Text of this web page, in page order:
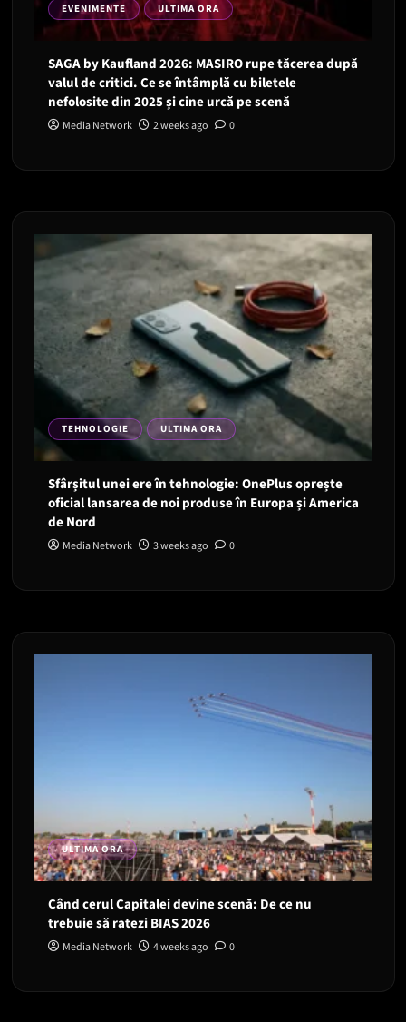
EVENIMENTE ULTIMA ORA
SAGA by Kaufland 2026: MASIRO rupe tăcerea după
valul de critici. Ce se întâmplă cu biletele
nefolosite din 2025 și cine urcă pe scenă
Media Network 2 weeks ago 0
TEHNOLOGIE ULTIMA ORA
Sfârșitul unei ere în tehnologie: OnePlus oprește
oficial lansarea de noi produse în Europa și America
de Nord
Media Network 3 weeks ago 0
ULTIMA ORA
Când cerul Capitalei devine scenă: De ce nu
trebuie să ratezi BIAS 2026
Media Network 4 weeks ago 0